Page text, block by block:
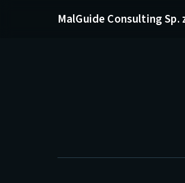
MalGuide Consulting Sp.